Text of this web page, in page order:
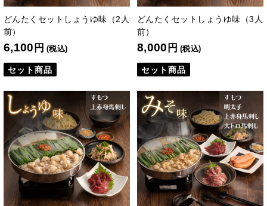
どんたくセットしょうゆ味（2人
前）
6,100 円 (税込)
セット商品
どんたくセットしょうゆ味（3人
前）
8,000 円 (税込)
セット商品